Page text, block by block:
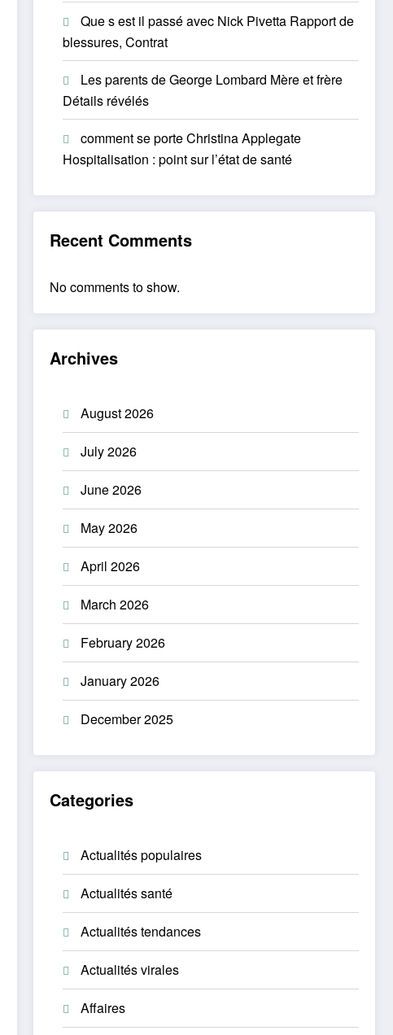
Que s est il passé avec Nick Pivetta Rapport de
blessures, Contrat
Les parents de George Lombard Mère et frère
Détails révélés
comment se porte Christina Applegate
Hospitalisation : point sur l’état de santé
Recent Comments
No comments to show.
Archives
August 2026
July 2026
June 2026
May 2026
April 2026
March 2026
February 2026
January 2026
December 2025
Categories
Actualités populaires
Actualités santé
Actualités tendances
Actualités virales
Affaires